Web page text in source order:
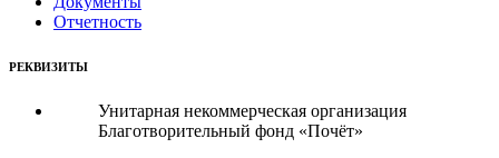
Отчетность
РЕКВИЗИТЫ
Унитарная некоммерческая организация
Благотворительный фонд «Почёт»